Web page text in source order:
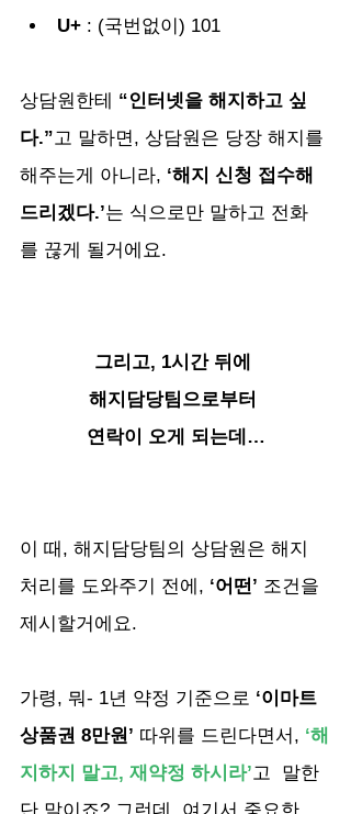
U+ : (국번없이) 101
상담원한테 “인터넷을 해지하고 싶
다.”고 말하면, 상담원은 당장 해지를
해주는게 아니라, ‘해지 신청 접수해
드리겠다.’는 식으로만 말하고 전화
를 끊게 될거에요.
그리고, 1시간 뒤에
해지담당팀으로부터
연락이 오게 되는데…
이 때, 해지담당팀의 상담원은 해지
처리를 도와주기 전에, ‘어떤’ 조건을
제시할거에요.
가령, 뭐- 1년 약정 기준으로 ‘이마트
상품권 8만원’ 따위를 드린다면서, ‘해
지하지 말고, 재약정 하시라’고  말한